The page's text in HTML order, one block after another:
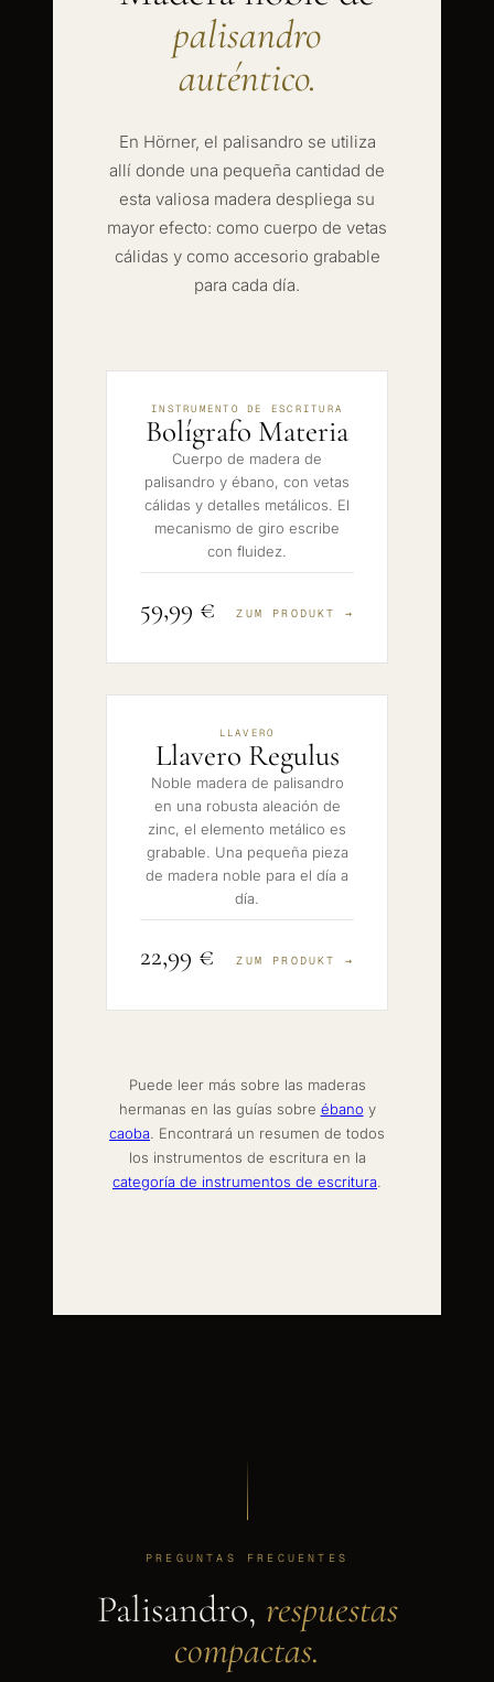
palisandro
auténtico.
En Hörner, el palisandro se utiliza
allí donde una pequeña cantidad de
esta valiosa madera despliega su
mayor efecto: como cuerpo de vetas
cálidas y como accesorio grabable
para cada día.
INSTRUMENTO DE ESCRITURA
Bolígrafo Materia
Cuerpo de madera de
palisandro y ébano, con vetas
cálidas y detalles metálicos. El
mecanismo de giro escribe
con fluidez.
59,99 € ZUM PRODUKT →
LLAVERO
Llavero Regulus
Noble madera de palisandro
en una robusta aleación de
zinc, el elemento metálico es
grabable. Una pequeña pieza
de madera noble para el día a
día.
22,99 € ZUM PRODUKT →
Puede leer más sobre las maderas
hermanas en las guías sobre ébano y
caoba. Encontrará un resumen de todos
los instrumentos de escritura en la
categoría de instrumentos de escritura.
PREGUNTAS FRECUENTES
Palisandro, respuestas
compactas.